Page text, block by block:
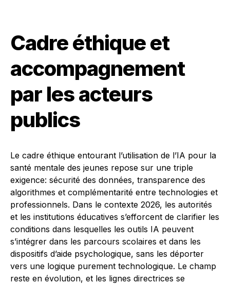
Cadre éthique et
accompagnement
par les acteurs
publics
Le cadre éthique entourant l’utilisation de l’IA pour la
santé mentale des jeunes repose sur une triple
exigence: sécurité des données, transparence des
algorithmes et complémentarité entre technologies et
professionnels. Dans le contexte 2026, les autorités
et les institutions éducatives s’efforcent de clarifier les
conditions dans lesquelles les outils IA peuvent
s’intégrer dans les parcours scolaires et dans les
dispositifs d’aide psychologique, sans les déporter
vers une logique purement technologique. Le champ
reste en évolution, et les lignes directrices se